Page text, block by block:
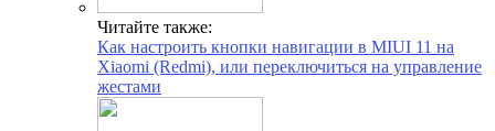
Читайте также:
Как настроить кнопки навигации в MIUI 11 на
Xiaomi (Redmi), или переключиться на управление
жестами